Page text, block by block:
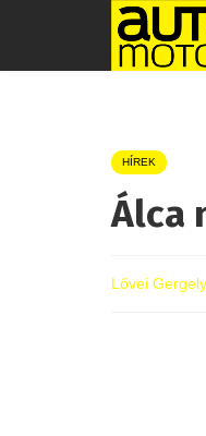
HÍREK
Álca
Lővei Gergely